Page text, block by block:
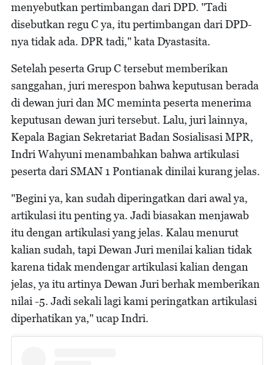
menyebutkan pertimbangan dari DPD. "Tadi
disebutkan regu C ya, itu pertimbangan dari DPD-
nya tidak ada. DPR tadi," kata Dyastasita.
Setelah peserta Grup C tersebut memberikan
sanggahan, juri merespon bahwa keputusan berada
di dewan juri dan MC meminta peserta menerima
keputusan dewan juri tersebut. Lalu, juri lainnya,
Kepala Bagian Sekretariat Badan Sosialisasi MPR,
Indri Wahyuni menambahkan bahwa artikulasi
peserta dari SMAN 1 Pontianak dinilai kurang jelas.
"Begini ya, kan sudah diperingatkan dari awal ya,
artikulasi itu penting ya. Jadi biasakan menjawab
itu dengan artikulasi yang jelas. Kalau menurut
kalian sudah, tapi Dewan Juri menilai kalian tidak
karena tidak mendengar artikulasi kalian dengan
jelas, ya itu artinya Dewan Juri berhak memberikan
nilai -5. Jadi sekali lagi kami peringatkan artikulasi
diperhatikan ya," ucap Indri.